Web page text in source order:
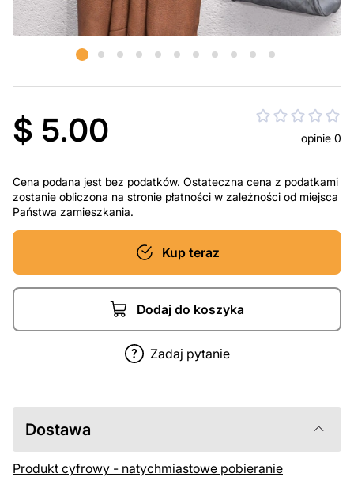
$ 5.00 opinie 0
Cena podana jest bez podatków. Ostateczna cena z podatkami
zostanie obliczona na stronie płatności w zależności od miejsca
Państwa zamieszkania.
Kup teraz
Dodaj do koszyka
Zadaj pytanie
Dostawa
Produkt cyfrowy - natychmiastowe pobieranie